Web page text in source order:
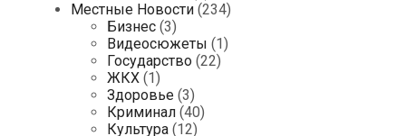
Местные Новости (234)
Бизнес (3)
Видеосюжеты (1)
Государство (22)
ЖКХ (1)
Здоровье (3)
Криминал (40)
Культура (12)